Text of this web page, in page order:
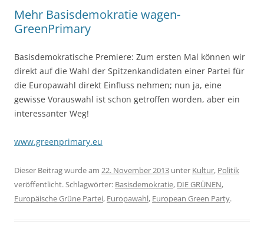
Mehr Basisdemokratie wagen-
GreenPrimary
Basisdemokratische Premiere: Zum ersten Mal können wir
direkt auf die Wahl der Spitzenkandidaten einer Partei für
die Europawahl direkt Einfluss nehmen; nun ja, eine
gewisse Vorauswahl ist schon getroffen worden, aber ein
interessanter Weg!
www.greenprimary.eu
Dieser Beitrag wurde am 22. November 2013 unter Kultur, Politik
veröffentlicht. Schlagwörter: Basisdemokratie, DIE GRÜNEN,
Europäische Grüne Partei, Europawahl, European Green Party.